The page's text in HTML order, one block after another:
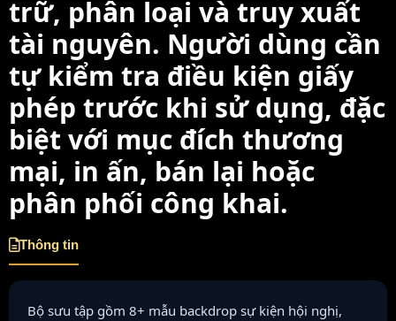
trữ, phân loại và truy xuất
tài nguyên. Người dùng cần
tự kiểm tra điều kiện giấy
phép trước khi sử dụng, đặc
biệt với mục đích thương
mại, in ấn, bán lại hoặc
phân phối công khai.
Thông tin
Bộ sưu tập gồm 8+ mẫu backdrop sự kiện hội nghị,